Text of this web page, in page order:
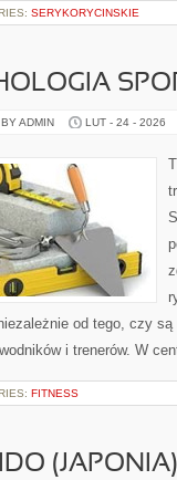
SERYKORYCINSKIE
ADMIN LUT - 24 - 2026
od tego, czy
i trenerów. W
FITNESS
(JAPONIA)